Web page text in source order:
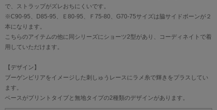
で、ストラップがズレおちにくいです。
※C90-95、D85-95、Ｅ80-95、Ｆ75-80、G70-75サイズは脇サイドボーンが２
本になります。
こちらのアイテムの他に同シリーズにショーツ2型があり、コーディネイトで着
用していただけます。
【デザイン】
ブーゲンビリアをイメージした刺しゅうレースにラメ糸で輝きをプラスしてい
ます。
ベースがプリントタイプと無地タイプの2種類のデザインがあります。